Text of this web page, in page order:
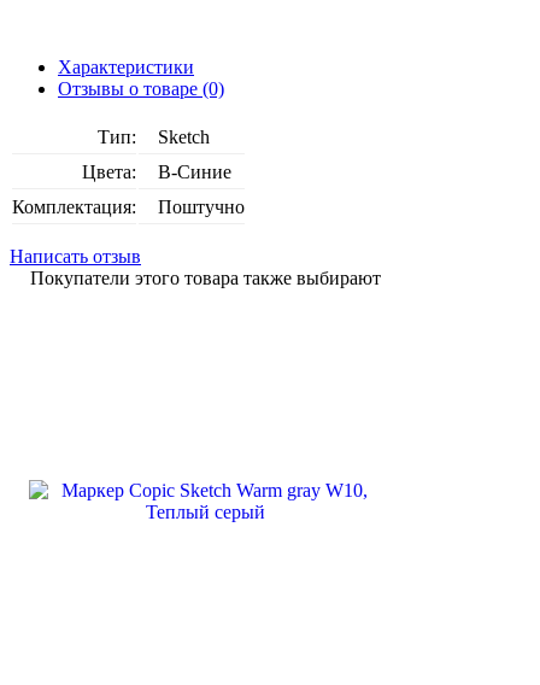
Характеристики
Отзывы о товаре (0)
Тип:
Sketch
Цвета:
B-Синие
Комплектация:
Поштучно
Написать отзыв
Покупатели этого товара также выбирают